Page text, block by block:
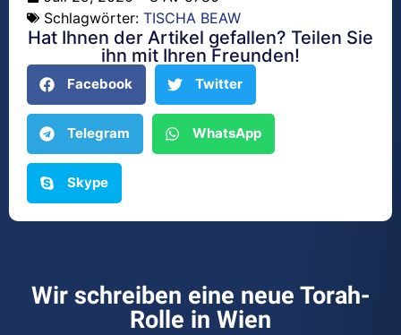
Schlagwörter: TISCHA BEAW
Hat Ihnen der Artikel gefallen? Teilen Sie
ihn mit Ihren Freunden!
Facebook Twitter
Telegram WhatsApp
Skype
Wir schreiben eine neue Torah-
Rolle in Wien